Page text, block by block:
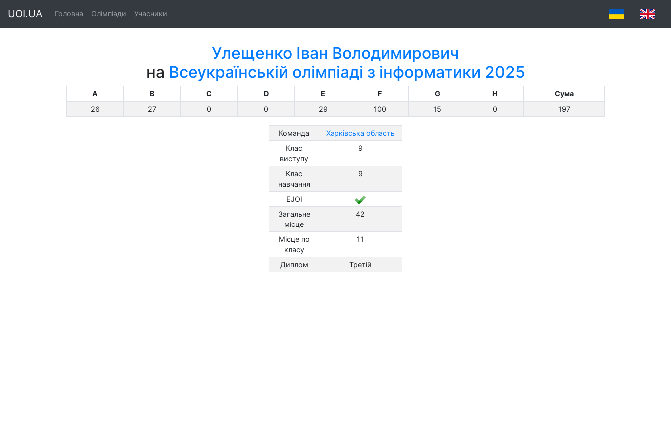
UOI.UA Головна Олімпіади Учасники
Улещенко Іван Володимирович
на Всеукраїнській олімпіаді з інформатики 2025
A B C D E F G H
Сума
26
27 0 0 29 100 15 0 197
Команда
Харківська область
Клас
виступу
9
Клас
навчання
9
EJOI
Загальне
місце
42
Місце по
класу
11
Диплом Третій